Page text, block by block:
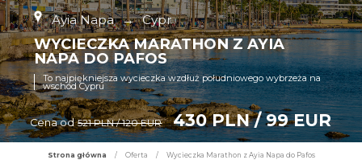
Ayia Napa → Cypr
WYCIECZKA MARATHON Z AYIA
NAPA DO PAFOS
To najpiękniejsza wycieczka wzdłuż południowego wybrzeża na
wschód Cypru
Cena od 521 PLN / 120 EUR 430 PLN / 99 EUR
Strona główna / Oferta / Wycieczka Marathon z Ayia Napa do Pafos